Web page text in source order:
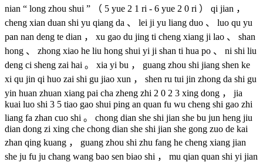
nian “ long zhou shui ” （ 5 yue 2 1 ri - 6 yue 2 0 ri ） qi jian ，
cheng xian duan shi yu qiang da 、 lei ji yu liang duo 、 luo qu yu
pan nan deng te dian ， xu gao du jing ti cheng xiang ji lao 、 shan
hong 、 zhong xiao he liu hong shui yi ji shan ti hua po 、 ni shi liu
deng ci sheng zai hai 。 xia yi bu ， guang zhou shi jiang shen ke
xi qu jin qi huo zai shi gu jiao xun ， shen ru tui jin zhong da shi gu
yin huan zhuan xiang pai cha zheng zhi 2 0 2 3 xing dong ， jia
kuai luo shi 3 5 tiao gao shui ping an quan fu wu cheng shi gao zhi
liang fa zhan cuo shi 。 chong dian she shi jian she bu jun heng jiu
dian dong zi xing che chong dian she shi jian she gong zuo de kai
zhan qing kuang ， guang zhou shi zhu fang he cheng xiang jian
she ju fu ju chang wang bao sen biao shi ， mu qian quan shi yi jian